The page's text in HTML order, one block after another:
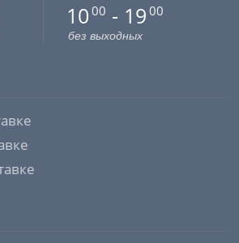
10 00 - 19 00
без выходных